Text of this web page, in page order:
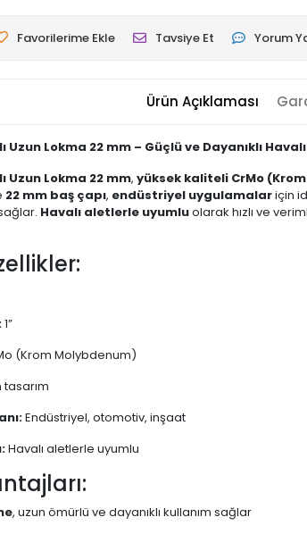
Favorilerime Ekle Tavsiye Et Yorum
Ürün Açıklaması
Uzun Lokma 22 mm – Güçlü ve Dayanıklı
Uzun Lokma 22 mm, yüksek kaliteli CrMo
22 mm baş çapı, endüstriyel uygulamalariçin
Havalı aletlerle uyumluolarak hızlı ve
1”
(Krom Molybdenum)
tasarım
Endüstriyel, otomotiv, inşaat
Havalı aletlerle uyumlu
, uzun ömürlü ve dayanıklı kullanım sağlar